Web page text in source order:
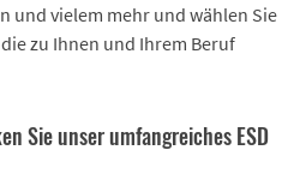
und vielem mehr und wählen Sie
zu Ihnen und Ihrem Beruf
Sie unser umfangreiches ESD